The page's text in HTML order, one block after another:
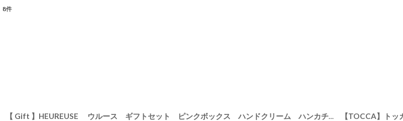
8件
【 Gift 】HEUREUSE ウルース ギフトセット ピンクボックス ハンドクリーム ハンカチタオル ドライフラワー ガラス花瓶 TOCCA